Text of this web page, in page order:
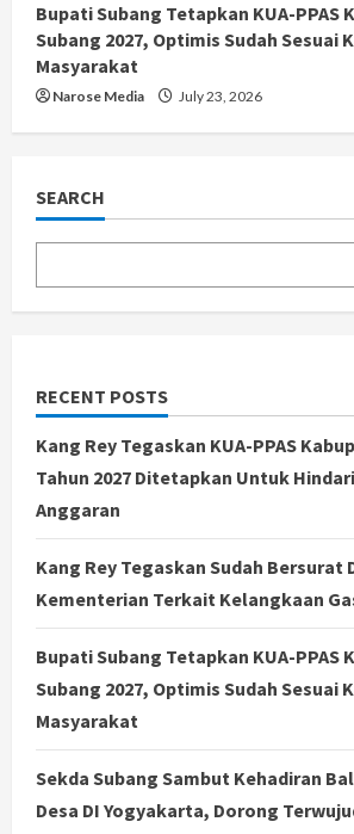
Bupati Subang Tetapkan KUA-PPAS
Subang 2027, Optimis Sudah Sesuai
Masyarakat
Narose Media July 23, 2026
SEARCH
RECENT POSTS
Kang Rey Tegaskan KUA-PPAS
Tahun 2027 Ditetapkan Untuk
Anggaran
Kang Rey Tegaskan Sudah Bersurat
Kementerian Terkait Kelangkaan
Bupati Subang Tetapkan KUA-PPAS
Subang 2027, Optimis Sudah Sesuai
Masyarakat
Sekda Subang Sambut Kehadiran
Desa DI Yogyakarta, Dorong